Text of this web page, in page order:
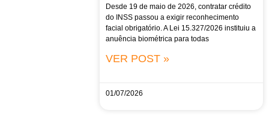
Desde 19 de maio de 2026, contratar crédito
do INSS passou a exigir reconhecimento
facial obrigatório. A Lei 15.327/2026 instituiu a
anuência biométrica para todas
VER POST »
01/07/2026